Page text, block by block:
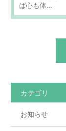
ば心も体…
カテゴリ
お知らせ